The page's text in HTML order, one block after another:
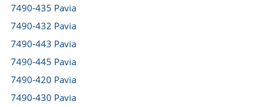
7490-435 Pavia
7490-432 Pavia
7490-443 Pavia
7490-445 Pavia
7490-420 Pavia
7490-430 Pavia